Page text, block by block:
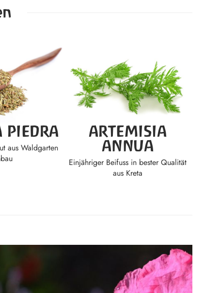
PIEDRA
aus Waldgarten
ARTEMISIA
ANNUA
Einjähriger Beifuss in bester Qualität
aus Kreta